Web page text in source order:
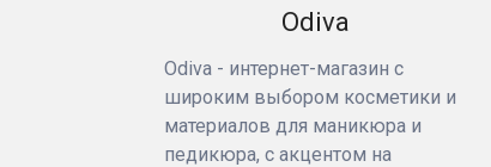
Odiva
Odiva - интернет-магазин с
широким выбором косметики и
материалов для маникюра и
педикюра, с акцентом на